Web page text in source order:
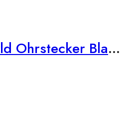
585er Gelbgold Ohrstecker Blautopas Zargenfassung – 1,92ct.